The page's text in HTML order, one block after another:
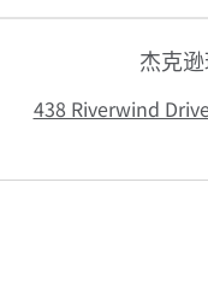
杰克
438 Riverwind